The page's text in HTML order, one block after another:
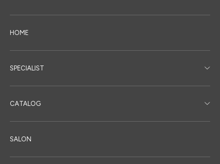
HOME
SPECIALIST
CATALOG
SALON